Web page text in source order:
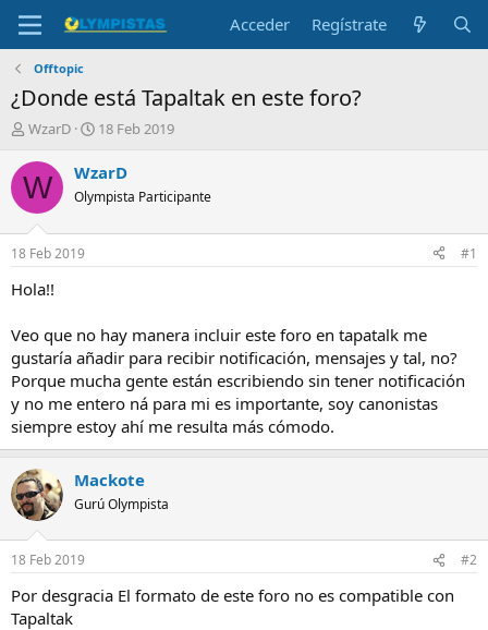
Acceder Regístrate
Offtopic
¿Donde está Tapaltak en este foro?
I
i
c
a
d
o
r
l
t
e
m
a
WzarD
F
c
a
i
o
18 Feb 2019
W WzarD
Olympista Participante
18 Feb 2019 #1
Hola!!
Veo que no hay manera incluir este foro en tapatalk me
gustaría añadir para recibir notificación, mensajes y tal, no?
Porque mucha gente están escribiendo sin tener notificación
y no me entero ná para mi es importante, soy canonistas
siempre estoy ahí me resulta más cómodo.
Mackote
Gurú Olympista
18 Feb 2019 #2
Por desgracia El formato de este foro no es compatible con
Tapaltak